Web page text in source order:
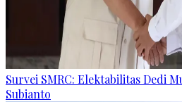
Survei SMRC: Elektabilitas Dedi
Subianto